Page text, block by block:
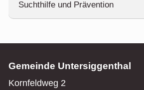
Suchthilfe und Prävention
Gemeinde Untersiggenthal
Kornfeldweg 2